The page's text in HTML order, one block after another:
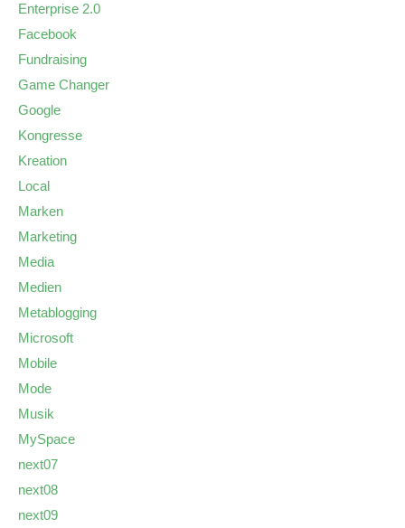
Enterprise 2.0
Facebook
Fundraising
Game Changer
Google
Kongresse
Kreation
Local
Marken
Marketing
Media
Medien
Metablogging
Microsoft
Mobile
Mode
Musik
MySpace
next07
next08
next09